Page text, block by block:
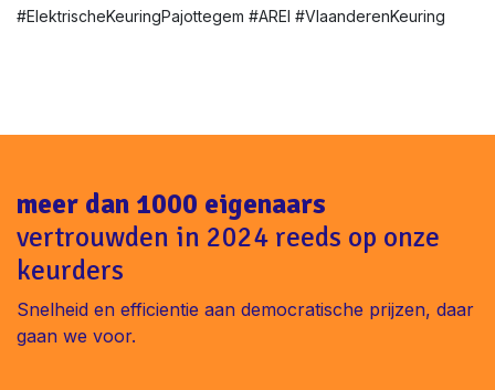
#ElektrischeKeuringPajottegem #AREI #VlaanderenKeuring
meer dan 1000 eigenaars
vertrouwden in 2024 reeds op onze
keurders
Snelheid en efficientie aan democratische prijzen, daar
gaan we voor.